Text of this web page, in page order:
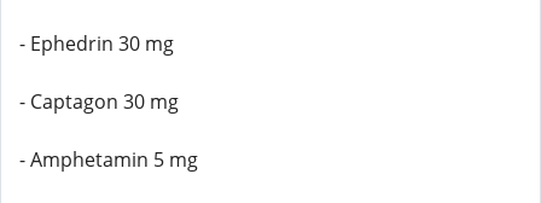
- Ephedrin 30 mg
- Captagon 30 mg
- Amphetamin 5 mg